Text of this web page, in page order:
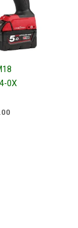
0X